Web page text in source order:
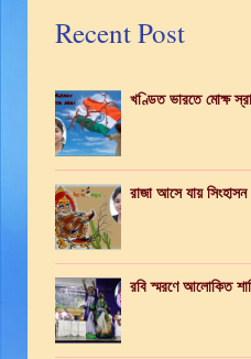
Recent Post
খণ্ডিত ভারতে মোক্ষ
রাজা আসে যায় সিংহাসন
রবি স্মরণে আলোকিত